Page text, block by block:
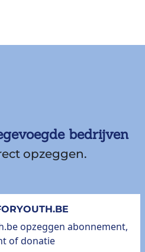
bedrijven
opzeggen.